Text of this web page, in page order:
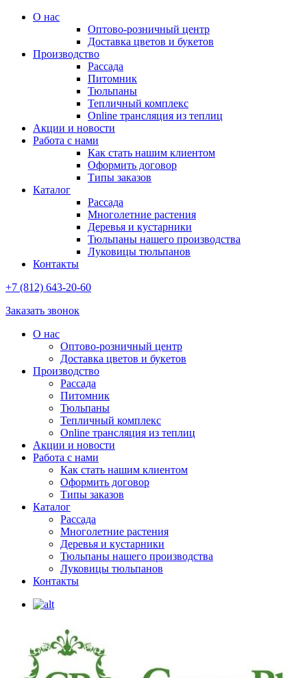
О нас
Оптово-розничный центр
Доставка цветов и букетов
Производство
Рассада
Питомник
Тюльпаны
Тепличный комплекс
Online трансляция из теплиц
Акции и новости
Работа с нами
Как стать нашим клиентом
Оформить договор
Типы заказов
Каталог
Рассада
Многолетние растения
Деревья и кустарники
Тюльпаны нашего производства
Луковицы тюльпанов
Контакты
+7 (812) 643-20-60
Заказать звонок
О нас
Оптово-розничный центр
Доставка цветов и букетов
Производство
Рассада
Питомник
Тюльпаны
Тепличный комплекс
Online трансляция из теплиц
Акции и новости
Работа с нами
Как стать нашим клиентом
Оформить договор
Типы заказов
Каталог
Рассада
Многолетние растения
Деревья и кустарники
Тюльпаны нашего производства
Луковицы тюльпанов
Контакты